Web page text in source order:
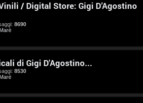
/ Digital Store: Gigi D’Agostino
8690
Marè
di Gigi D'Agostino...
8530
Marè